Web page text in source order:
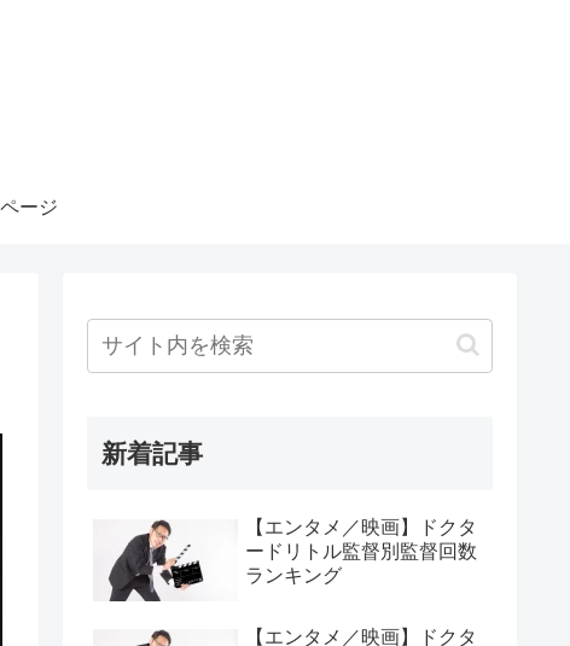
ージ
新着記事
【エンタメ／映画】ドクタ
ードリトル監督別監督回数
ランキング
【エンタメ／映画】ドクタ